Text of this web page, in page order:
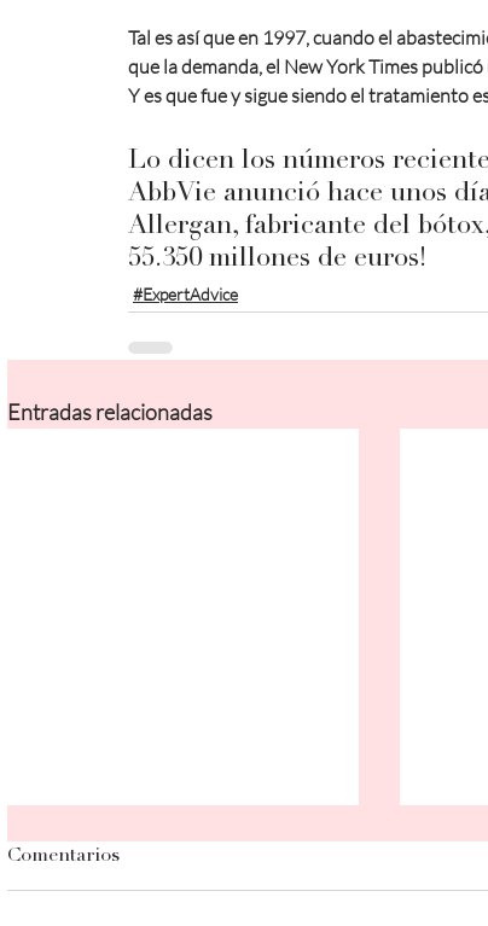
Tal es así que en 1997, cuando el
que la demanda, el New York Times
Y es que fue y sigue siendo el tratamiento
Lo dicen los números
AbbVie anunció hace unos
Allergan, fabricante del
55.350 millones de euros!
#ExpertAdvice
Entradas relacionadas
Comentarios